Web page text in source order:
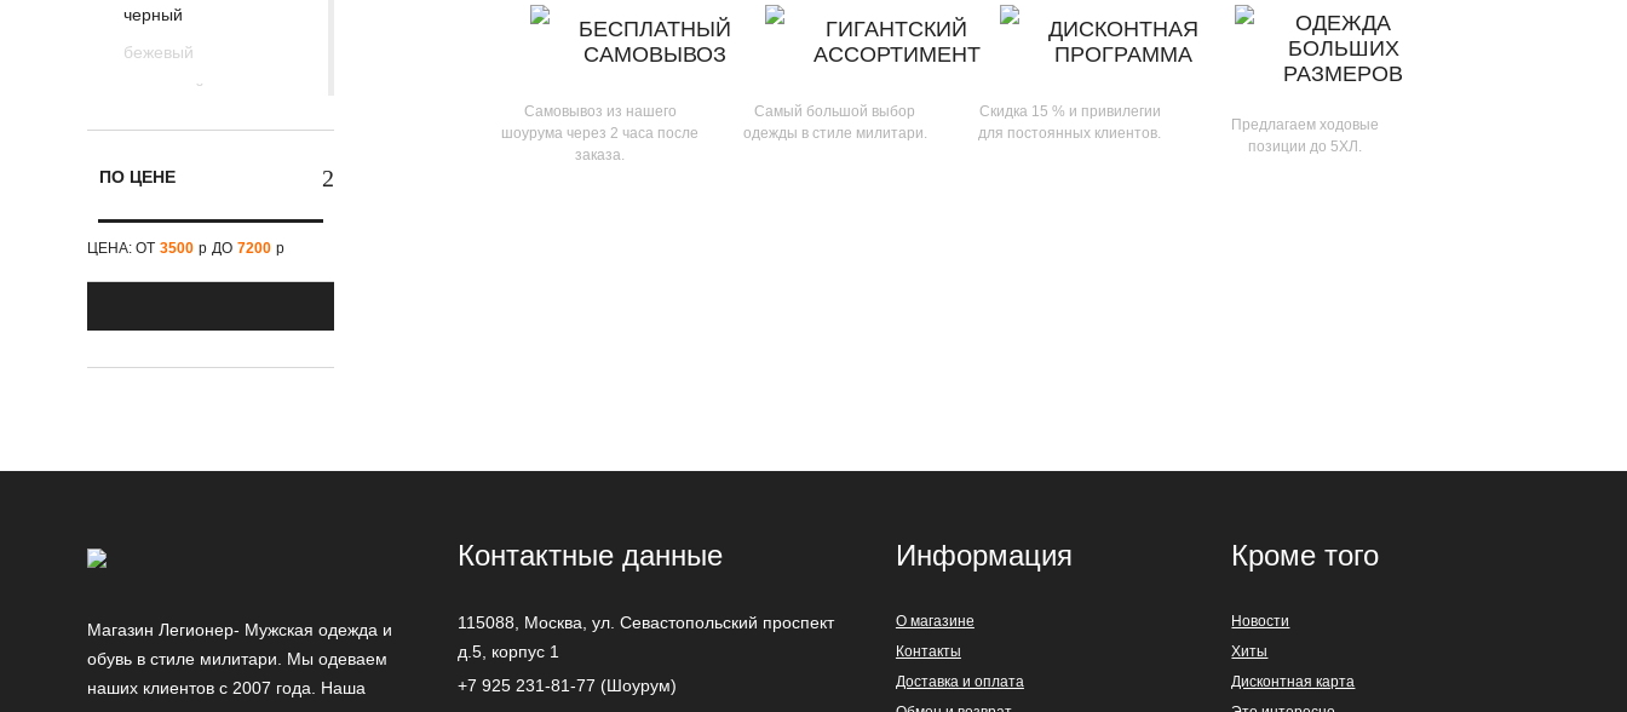
Thor Steinar
Urban Knights
черный
бежевый
вишневый
оливковый
серый
синий
ПО ЦЕНЕ
ЦЕНА: ОТ 3500 р ДО 7200 р
БЕСПЛАТНЫЙ
САМОВЫВОЗ
Самовывоз из нашего
шоурума через 2 часа после
заказа.
ГИГАНТСКИЙ
АССОРТИМЕНТ
Самый большой выбор
одежды в стиле милитари.
ДИСКОНТНАЯ
ПРОГРАММА
Скидка 15 % и привилегии
для постоянных клиентов.
ОДЕЖДА
БОЛЬШИХ
РАЗМЕРОВ
Предлагаем ходовые
позиции до 5ХЛ.
Магазин Легионер- Мужская одежда и
обувь в стиле милитари. Мы одеваем
наших клиентов с 2007 года. Наша
Контактные данные
115088, Москва ,ул. Севастопольский проспект
д.5, корпус 1
+7 925 231-81-77 (Шоурум)
Информация
О магазине
Контакты
Доставка и оплата
Кроме того
Новости
Хиты
Дисконтная карта